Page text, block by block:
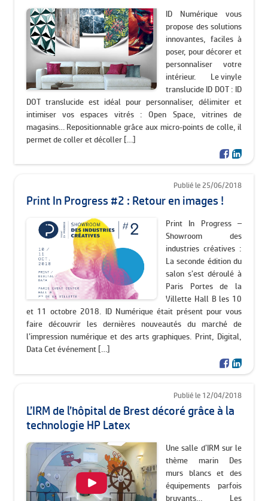
ID Numérique vous
propose des solutions
innovantes, faciles à
poser, pour décorer et
personnaliser votre
intérieur. Le vinyle
translucide ID DOT : ID
DOT translucide est idéal pour personnaliser, délimiter et
intimiser vos espaces vitrés : Open Space, vitrines de
magasins… Repositionnable grâce aux micro-points de colle, il
permet de coller et décoller […]
Publié le 25/06/2018
Print In Progress #2 : Retour en images !
Print In Progress –
Showroom des
industries créatives :
La seconde édition du
salon s’est déroulé à
Paris Portes de la
Villette Hall B les 10
et 11 octobre 2018. ID Numérique était présent pour vous
faire découvrir les dernières nouveautés du marché de
l’impression numérique et des arts graphiques. Print, Digital,
Data Cet événement […]
Publié le 12/04/2018
L’IRM de l’hôpital de Brest décoré grâce à la
technologie HP Latex
Une salle d’IRM sur le
thème marin Des
murs blancs et des
équipements parfois
bruyants… Les